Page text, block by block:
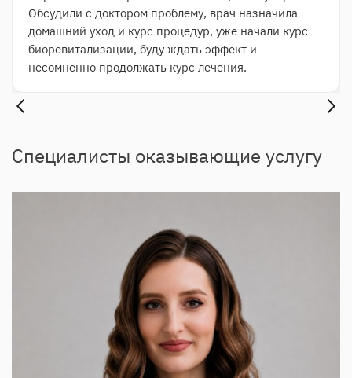
Обсудили с доктором проблему, врач назначила
домашний уход и курс процедур, уже начали курс
биоревитализации​, буду ждать эффект и
несомненно продолжать курс лечения.
Специалисты оказывающие услугу